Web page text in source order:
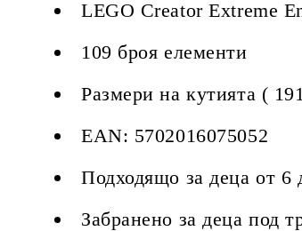
LEGO Creator Extreme
109 броя елементи
Размери на кутията (
EAN: 5702016075052
Подходящо за деца от 6
Забранено за деца под